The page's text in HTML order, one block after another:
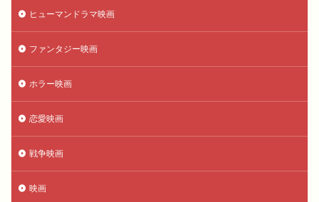
ヒューマンドラマ映画
ファンタジー映画
ホラー映画
恋愛映画
戦争映画
映画